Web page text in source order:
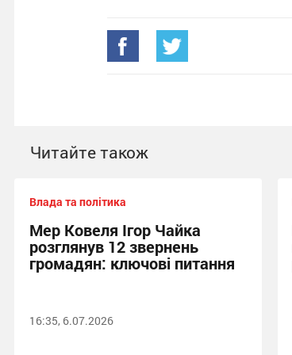
Читайте також
Влада та політика
Мер Ковеля Ігор Чайка
розглянув 12 звернень
громадян: ключові питання
16:35, 6.07.2026